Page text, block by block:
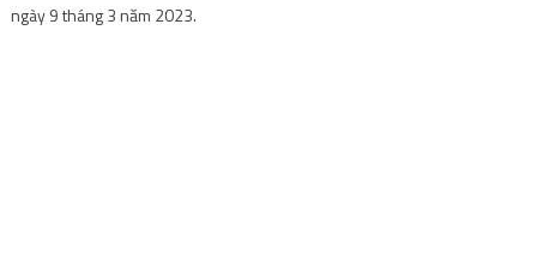
ngày 9 tháng 3 năm 2023.